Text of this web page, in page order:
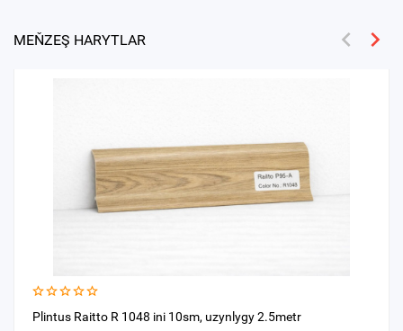
MEŇZEŞ HARYTLAR
Plintus Raitto R 1048 ini 10sm, uzynlygy 2.5metr